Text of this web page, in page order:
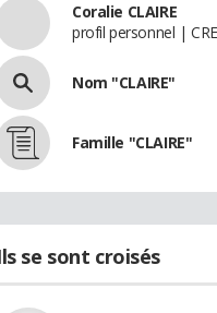
Coralie CLAIRE
profil personnel |
Nom "CLAIRE"
Famille "CLAIRE"
se sont croisés